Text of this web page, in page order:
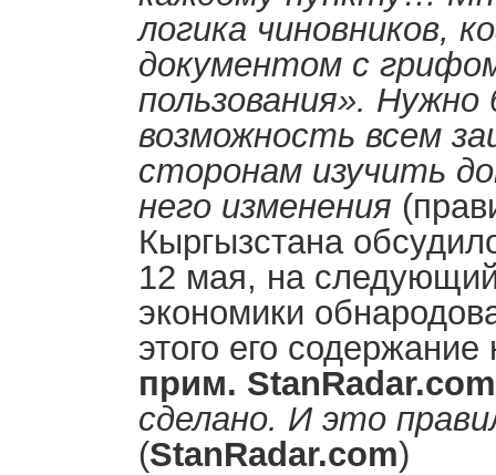
логика чиновников,
документом с
пользования».
возможность всем
сторонам изучить
него изменения
Кыргызстана
12 мая, на
экономики
этого его
прим. StanRadar.com
сделано. И это
(StanRadar.com)